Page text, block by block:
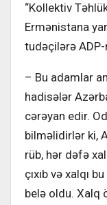
“Kollektiv
Ermənistana
tudəçilərə ADP-
– Bu adamlar
hadisələr
cərəyan edir.
bilməlidirlər ki,
rüb, hər dəfə
çıxıb və xalqı
belə oldu. Xalq